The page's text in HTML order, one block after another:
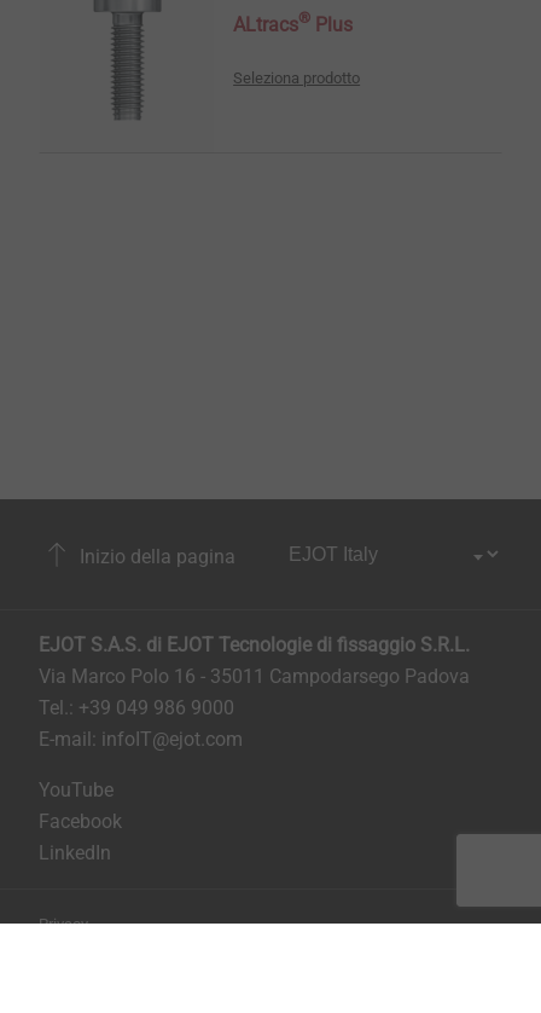
ALtracs® Plus
Seleziona prodotto
Inizio della pagina
EJOT S.A.S. di EJOT Tecnologie di fissaggio S.R.L.
Via Marco Polo 16 - 35011 Campodarsego Padova
Tel.: +39 049 986 9000
E-mail: infoIT@ejot.com
YouTube
Facebook
LinkedIn
Privacy